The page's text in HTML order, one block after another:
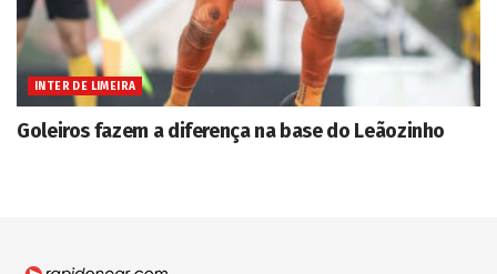
INTER DE LIMEIRA
Goleiros fazem a diferença na base do Leãozinho